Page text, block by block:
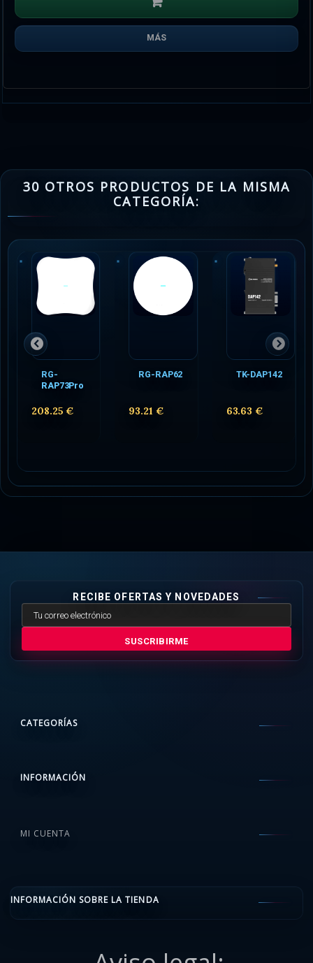
MÁS
30 OTROS PRODUCTOS DE LA MISMA
CATEGORÍA:
RG-
RAP73Pro
208.25 €
RG-RAP62
93.21 €
TK-DAP142
63.63 €
RECIBE OFERTAS Y NOVEDADES
SUSCRIBIRME
CATEGORÍAS
INFORMACIÓN
MI CUENTA
INFORMACIÓN SOBRE LA TIENDA